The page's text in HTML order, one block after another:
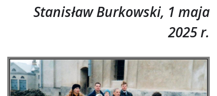
Stanisław Burkowski, 1 maja
2025 r.